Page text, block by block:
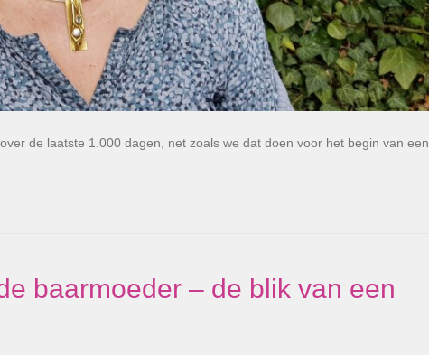
de laatste 1.000 dagen, net zoals we dat doen voor het begin van een
baarmoeder – de blik van een